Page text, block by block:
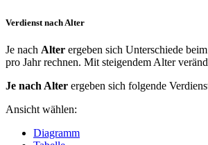
Verdienst nach Alter
Je nach Alter ergeben sich Unterschiede
pro Jahr rechnen. Mit steigendem Alter
Je nach Alter ergeben sich folgende
Ansicht wählen:
Diagramm